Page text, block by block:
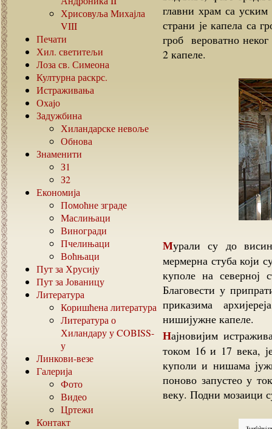
Хрисовуља Михајла
VIII
Печати
Хил. светитељи
Лоза св. Симеона
Културна раскрс.
Истраживања
Охајо
Задужбина
Хиландарске невоље
Обнова
Знаменити
З1
З2
Економија
Помоћне зграде
Маслињаци
Виногради
Пчелињаци
Воћњаци
Пут за Хрусију
Пут за Јованицу
Литература
Коришћена литература
Литература о
Хиландару уCOBISS-
у
Линкови-везе
Галерија
Фото
Видео
Цртежи
Контакт
главни храм са уским
страни је капела са
гроб вероватно
2 капеле.
Мурали су до висине 2-4м и делимично добро су сачувани. Четири
мермерна стуба који
куполе на северној
Благовести у
приказима
нишијужне капеле.
Најновијим истраживањима је итврђено да је католикон био у функцији
током 16 и 17 века,
куполи и нишама
поново запустео у
веку. Подни мозаици